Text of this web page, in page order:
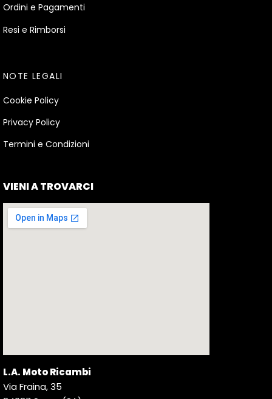
Ordini e Pagamenti
Resi e Rimborsi
NOTE LEGALI
Cookie Policy
Privacy Policy
Termini e Condizioni
VIENI A TROVARCI
L.A. Moto Ricambi
Via Fraina, 35